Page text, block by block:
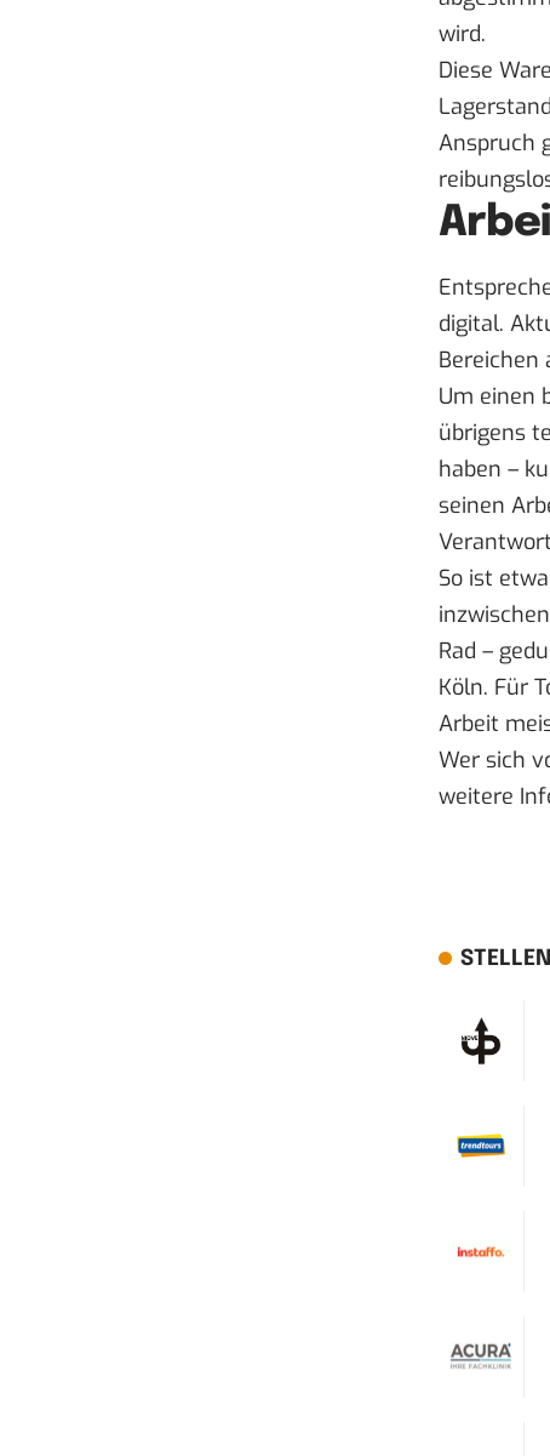
wird.
Diese
Anspruch
digital.
Bereichen
Um einen
übrigens
haben –
seinen
So ist
Rad –
Köln. Für
Arbeit
Wer sich
weitere